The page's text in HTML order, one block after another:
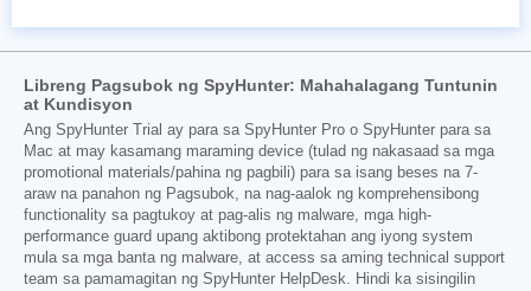
Libreng Pagsubok ng SpyHunter: Mahahalagang Tuntunin
at Kundisyon
Ang SpyHunter Trial ay para sa SpyHunter Pro o SpyHunter para sa
Mac at may kasamang maraming device (tulad ng nakasaad sa mga
promotional materials/pahina ng pagbili) para sa isang beses na 7-
araw na panahon ng Pagsubok, na nag-aalok ng komprehensibong
functionality sa pagtukoy at pag-alis ng malware, mga high-
performance guard upang aktibong protektahan ang iyong system
mula sa mga banta ng malware, at access sa aming technical support
team sa pamamagitan ng SpyHunter HelpDesk. Hindi ka sisingilin